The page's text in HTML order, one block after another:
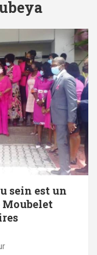
sein est un
Moubelet